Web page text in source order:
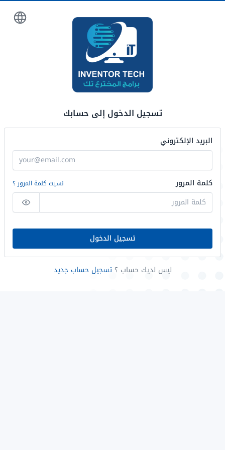
تسجيل الدخول إلى حسابك
البريد الإلكتروني
كلمة المرور نسيت كلمة المرور ؟
تسجيل الدخول
ليس لديك حساب ؟تسجيل حساب جديد